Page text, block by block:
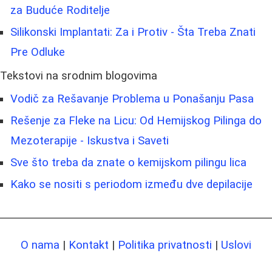
za Buduće Roditelje
Silikonski Implantati: Za i Protiv - Šta Treba Znati
Pre Odluke
Tekstovi na srodnim blogovima
Vodič za Rešavanje Problema u Ponašanju Pasa
Rešenje za Fleke na Licu: Od Hemijskog Pilinga do
Mezoterapije - Iskustva i Saveti
Sve što treba da znate o kemijskom pilingu lica
Kako se nositi s periodom između dve depilacije
O nama | Kontakt | Politika privatnosti | Uslovi